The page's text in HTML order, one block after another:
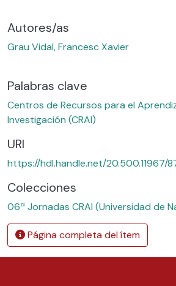
Autores/as
Grau Vidal, Francesc Xavier
Palabras clave
Centros de Recursos para el
Investigación (CRAI)
URI
https://hdl.handle.net/20.500.11967/
Colecciones
06ª Jornadas CRAI (Universidad de
Página completa del ítem